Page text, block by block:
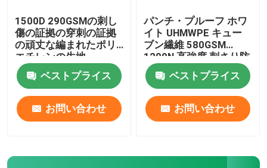
1500D 290GSMの刺し
傷の証拠の穿刺の証拠
の頑丈な編まれたポリ
エチレンの生地
ベストプライス
お問い合わせ
パンチ・プルーフ ホワ
イト UHMWPE キュー
ブン繊維 580GSM
1200N 高強度 刺さり防
止布
ベストプライス
お問い合わせ